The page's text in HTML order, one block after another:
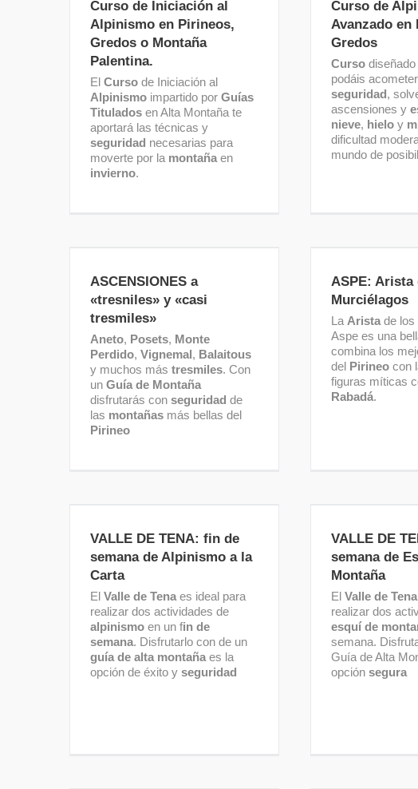
o Montaña Palentina.
Curso de Iniciación al
Alpinismo en Pirineos,
Gredos o Montaña
Palentina.
El Curso de Iniciación al
Alpinismo impartido por Guías
Titulados en Alta Montaña te
aportará las técnicas y
seguridad necesarias para
moverte por la montaña en
invierno.
Curso de
Avanzado en
Gredos
Curso
podáis
seguridad,
ascensiones y
nieve, hielo y
dificultad
mundo de
«casi tresmiles»
ASCENSIONES a
«tresniles» y «casi
tresmiles»
Aneto, Posets, Monte
Perdido, Vignemal, Balaitous
y muchos más tresmiles. Con
un Guía de Montaña
disfrutarás con seguridad de
las montañas más bellas del
Pirineo
ASPE: Arista
Murciélagos
La Arista de los
Aspe es una
combina los
del Pirineo con
figuras míticas
Rabadá.
Carta
VALLE DE TENA: fin de
semana de Alpinismo a la
Carta
El Valle de Tena es ideal para
realizar dos actividades de
alpinismo en un fin de
semana. Disfrutarlo con de un
guía de alta montaña es la
opción de éxito y seguridad
semana de
VALLE DE
semana de
Montaña
El Valle de Tena
realizar dos
esquí de
semana.
Guía de Alta
opción segura